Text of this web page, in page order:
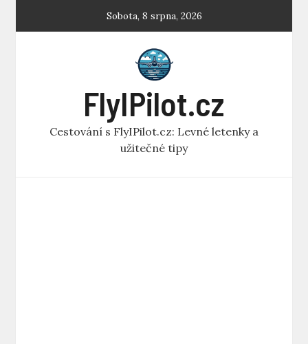
Sobota, 8 srpna, 2026
FlyIPilot.cz
Cestování s FlyIPilot.cz: Levné letenky a
užitečné tipy